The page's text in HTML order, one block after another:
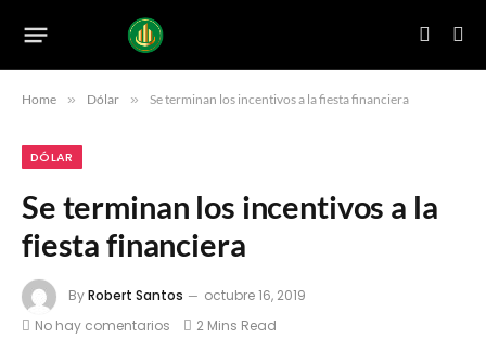
Home » Dólar » Se terminan los incentivos a la fiesta financiera
DÓLAR
Se terminan los incentivos a la
fiesta financiera
ByRobert Santos
octubre 16, 2019
No hay comentarios
2 Mins Read